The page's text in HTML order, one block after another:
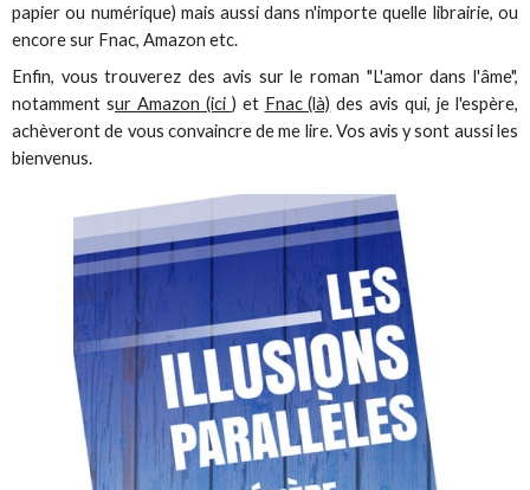
papier ou numérique) mais aussi dans n'importe quelle librairie, ou
encore sur Fnac, Amazon etc.
Enfin, vous trouverez des avis sur le roman "L'amor dans l'âme",
notamment sur Amazon (ici ) et Fnac (là) des avis qui, je l'espère,
achèveront de vous convaincre de me lire. Vos avis y sont aussi les
bienvenus.